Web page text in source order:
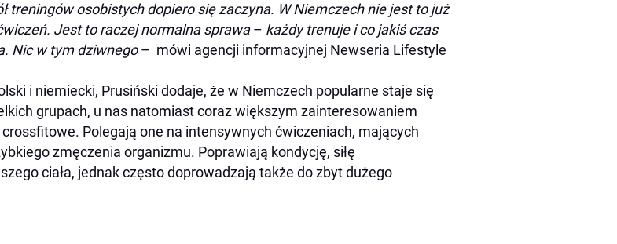
treningów osobistych dopiero się zaczyna. W Niemczech nie jest to już
Jest to raczej normalna sprawa– każdy trenuje i co jakiś czas
Nic w tym dziwnego– mówi agencji informacyjnej Newseria Lifestyle
i niemiecki, Prusiński dodaje, że w Niemczech popularne staje się
grupach, u nas natomiast coraz większym zainteresowaniem
Polegają one na intensywnych ćwiczeniach, mających
zmęczenia organizmu. Poprawiają kondycję, siłę
ciała, jednak często doprowadzają także do zbyt dużego